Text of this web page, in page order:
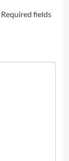
Required fields